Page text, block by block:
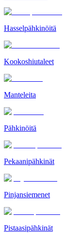
Hasselpähkinöitä
Kookoshiutaleet
Manteleita
Pähkinöitä
Pekaanipähkinät
Pinjansiemenet
Pistaasipähkinät